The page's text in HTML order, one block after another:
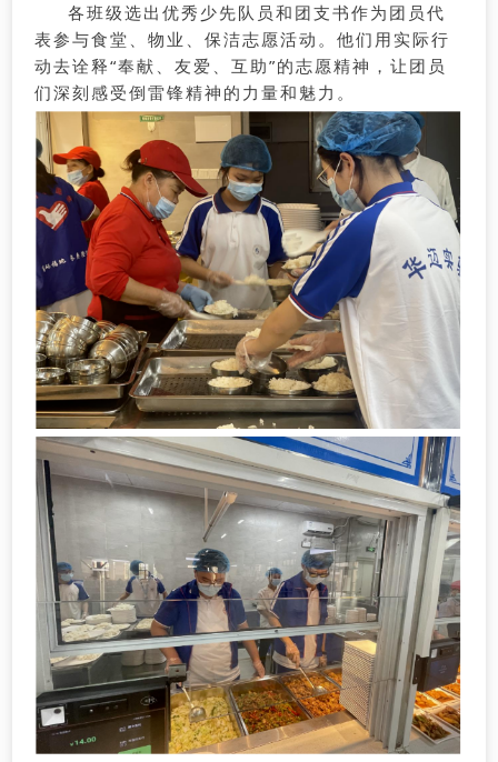
各班级选出优秀少先队员和团支书作为团员代
表参与食堂、物业、保洁志愿活动。他们用实际行
动去诠释“奉献、友爱、互助”的志愿精神，让团员
们深刻感受倒雷锋精神的力量和魅力。